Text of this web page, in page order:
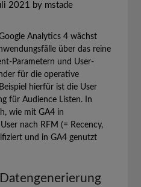
2021 by mstade
Analytics 4 wächst
über das reine
Parametern und User-
für die operative
hierfür ist die User
für Audience Listen. In
wie mit GA4 in
nach RFM (= Recency,
und in GA4 genutzt